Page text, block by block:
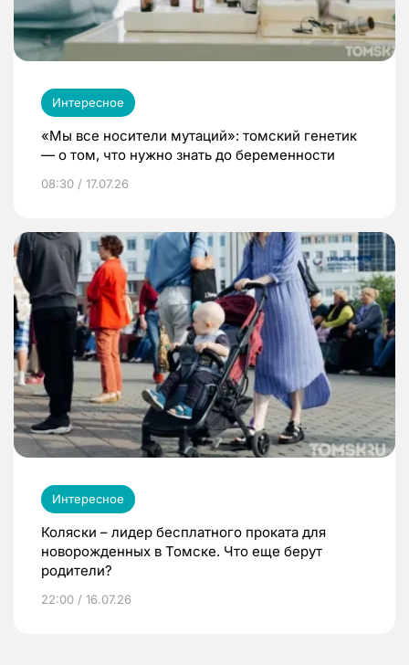
Интересное
«Мы все носители мутаций»: томский генетик
— о том, что нужно знать до беременности
08:30 / 17.07.26
Интересное
Коляски – лидер бесплатного проката для
новорожденных в Томске. Что еще берут
родители?
22:00 / 16.07.26